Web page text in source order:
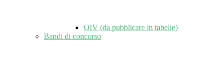
OIV (da pubblicare in tabelle)
Bandi di concorso